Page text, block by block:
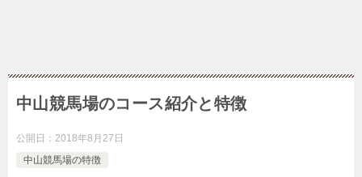
中山競馬場のコース紹介と特徴
公開日： 2018年8月27日
中山競馬場の特徴